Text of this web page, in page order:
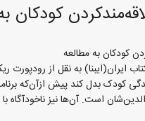
کودکان
کودکان به مطالعه
ایران(ایبنا) به نقل از
کودک بدل کند پیش ازآن‌که
است. آن‌ها نیز ناخودآگاه